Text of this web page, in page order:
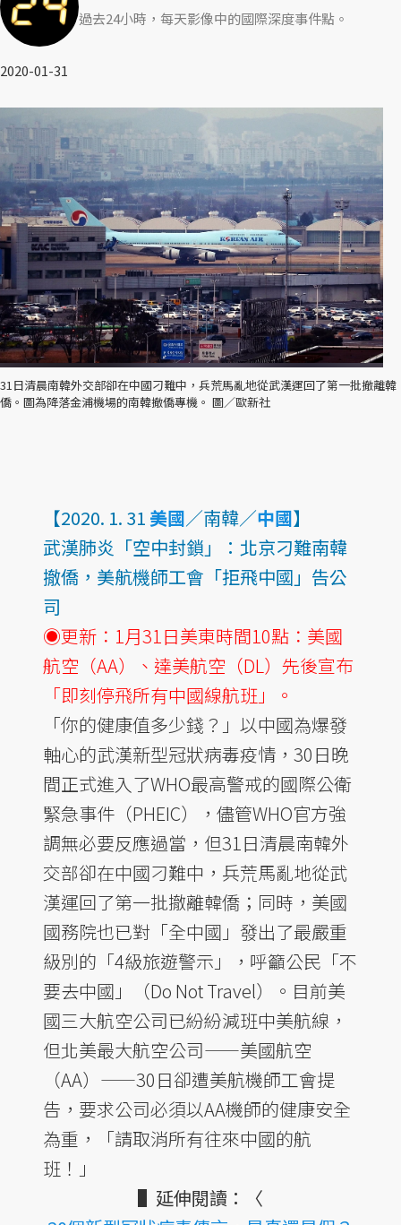
過去24小時，每天影像中的國際深度事件點。
2020-01-31
31日清晨南韓外交部卻在中國刁難中，兵荒馬亂地從武漢運回了第一批撤離韓
僑。圖為降落金浦機場的南韓撤僑專機。 圖／歐新社
【2020. 1. 31 美國／南韓／中國】
武漢肺炎「空中封鎖」：北京刁難南韓
撤僑，美航機師工會「拒飛中國」告公
司
◉更新：1月31日美東時間10點：美國
航空（AA）、達美航空（DL）先後宣布
「即刻停飛所有中國線航班」。
「你的健康值多少錢？」以中國為爆發
軸心的武漢新型冠狀病毒疫情，30日晚
間正式進入了WHO最高警戒的國際公衛
緊急事件（PHEIC），儘管WHO官方強
調無必要反應過當，但31日清晨南韓外
交部卻在中國刁難中，兵荒馬亂地從武
漢運回了第一批撤離韓僑；同時，美國
國務院也已對「全中國」發出了最嚴重
級別的「4級旅遊警示」，呼籲公民「不
要去中國」（Do Not Travel）。目前美
國三大航空公司已紛紛減班中美航線，
但北美最大航空公司——美國航空
（AA）——30日卻遭美航機師工會提
告，要求公司必須以AA機師的健康安全
為重，「請取消所有往來中國的航
班！」
▌延伸閱讀：〈